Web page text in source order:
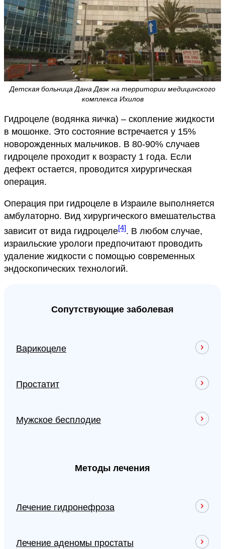
Детская больница Дана Двэк на территории медицинского
комплекса Ихилов
Гидроцеле (водянка яичка) – скопление жидкости
в мошонке. Это состояние встречается у 15%
новорожденных мальчиков. В 80-90% случаев
гидроцеле проходит к возрасту 1 года. Если
дефект остается, проводится хирургическая
операция.
Операция при гидроцеле в Израиле выполняется
амбулаторно. Вид хирургического вмешательства
зависит от вида гидроцеле[4]. В любом случае,
израильские урологи предпочитают проводить
удаление жидкости с помощью современных
эндоскопических технологий.
Сопутствующие заболевая
Варикоцеле
Простатит
Мужское бесплодие
Методы лечения
Лечение гидронефроза
Лечение аденомы простаты